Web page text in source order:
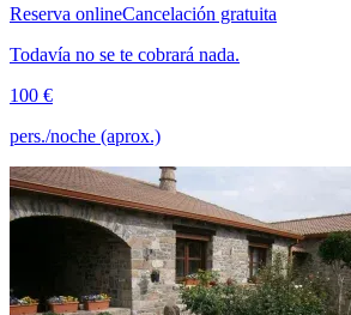
Reserva onlineCancelación gratuita
Todavía no se te cobrará nada.
100 €
pers./noche (aprox.)